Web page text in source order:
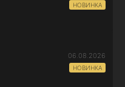
НОВИНКА
06.08.2026
НОВИНКА